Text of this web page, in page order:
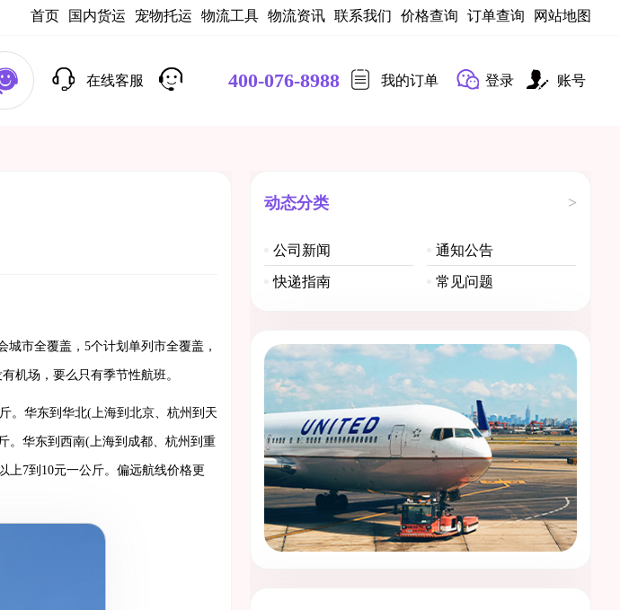
首页 国内货运 宠物托运 物流工具 物流资讯 联系我们 价格查询 订单查询 网站地图
在线客服 400-076-8988 我的订单 登录 账号
市全覆盖，5个计划单列市全覆盖，
机场，要么只有季节性航班。
华东到华北(上海到北京、杭州到天
。华东到西南(上海到成都、杭州到重
上7到10元一公斤。偏远航线价格更
动态分类 >
公司新闻 通知公告
快递指南 常见问题